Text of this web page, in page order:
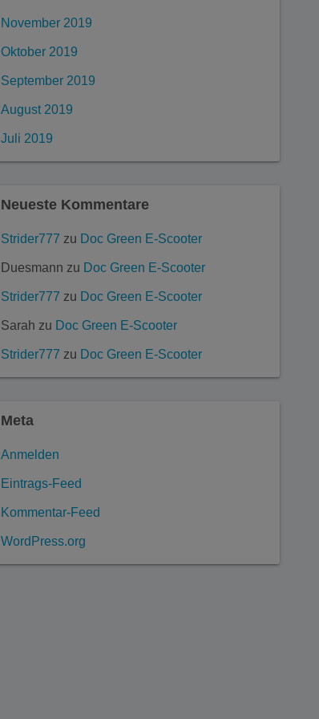
November 2019
Oktober 2019
September 2019
August 2019
Juli 2019
Neueste Kommentare
Strider777 zu Doc Green E-Scooter
Duesmann zu Doc Green E-Scooter
Strider777 zu Doc Green E-Scooter
Sarah zu Doc Green E-Scooter
Strider777 zu Doc Green E-Scooter
Meta
Anmelden
Eintrags-Feed
Kommentar-Feed
WordPress.org